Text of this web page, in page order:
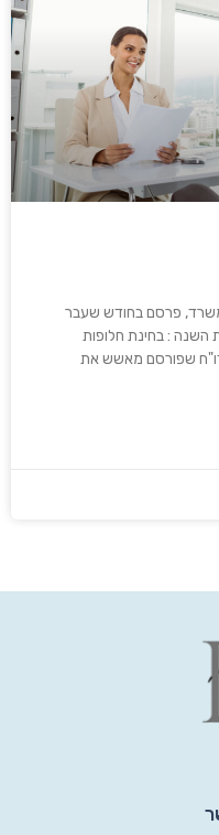
פרסם בחודש שעבר
השנה : בחינת חלופות
שפורסם מאשש את